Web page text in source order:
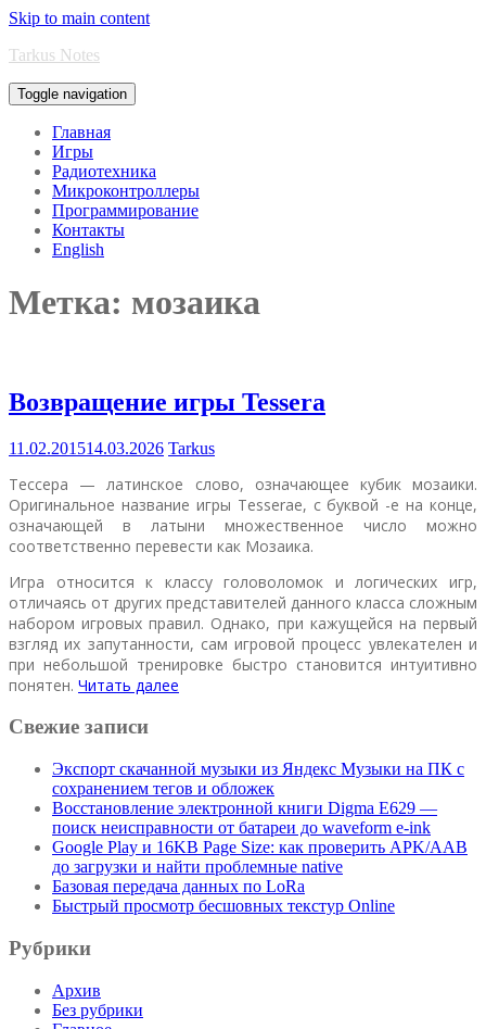
Skip to main content
Tarkus Notes
Toggle navigation
Главная
Игры
Радиотехника
Микроконтроллеры
Программирование
Контакты
English
Метка: мозаика
Возвращение игры Tessera
11.02.201514.03.2026 Tarkus
Тессера — латинское слово, означающее кубик мозаики.
Оригинальное название игры Tesserae, с буквой -e на конце,
означающей в латыни множественное число можно
соответственно перевести как Мозаика.
Игра относится к классу головоломок и логических игр,
отличаясь от других представителей данного класса сложным
набором игровых правил. Однако, при кажущейся на первый
взгляд их запутанности, сам игровой процесс увлекателен и
при небольшой тренировке быстро становится интуитивно
понятен. Читать далее
Свежие записи
Экспорт скачанной музыки из Яндекс Музыки на ПК с
сохранением тегов и обложек
Восстановление электронной книги Digma E629 —
поиск неисправности от батареи до waveform e-ink
Google Play и 16KB Page Size: как проверить APK/AAB
до загрузки и найти проблемные native
Базовая передача данных по LoRa
Быстрый просмотр бесшовных текстур Online
Рубрики
Архив
Без рубрики